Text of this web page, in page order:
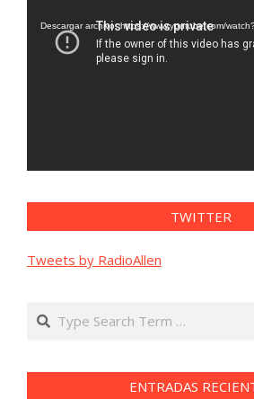
vídeo
Descargar archivo: https://www.youtube.com/
TWITTER
Tweets by RadioAllen
Search
ENTRADAS